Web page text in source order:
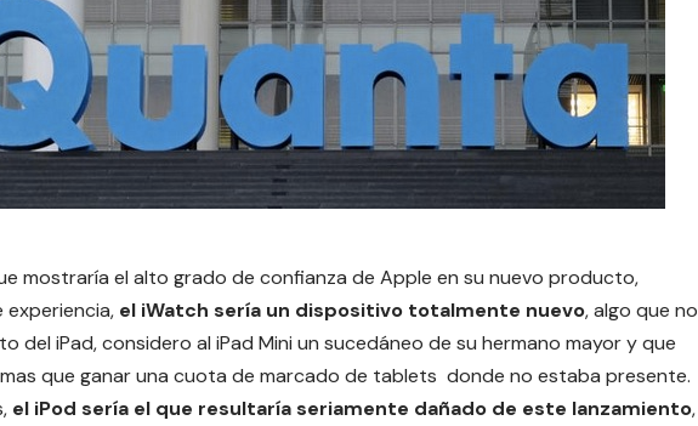
mostraría el alto grado de confianza de Apple en su nuevo producto,
experiencia, el iWatch sería un dispositivo totalmente nuevo, algo que no
del iPad, considero al iPad Mini un sucedáneo de su hermano mayor y que
que ganar una cuota de marcado de tablets donde no estaba presente.
el iPod sería el que resultaría seriamente dañado de este lanzamiento,